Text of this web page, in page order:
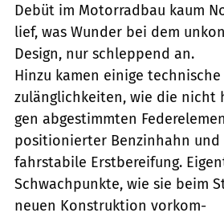
Debüt im Motorradbau kaum
lief, was Wunder bei dem
Design, nur schleppend an.
Hinzu kamen einige
zulänglichkeiten, wie die nicht
gen abgestimmten
positionierter Benzinhahn und
fahrstabile Erstbereifung.
Schwachpunkte, wie sie beim
neuen Konstruktion vorkom-